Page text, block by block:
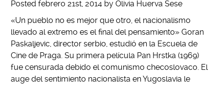
Postedfebrero 21st, 2014 byOlivia Huerva Sese
«Un pueblo no es mejor que otro, el nacionalismo
llevado al extremo es el final del pensamiento» Goran
Paskaljevic, director serbio, estudió en la Escuela de
Cine de Praga. Su primera película Pan Hrstka (1969)
fue censurada debido el comunismo checoslovaco. El
auge del sentimiento nacionalista en Yugoslavia le